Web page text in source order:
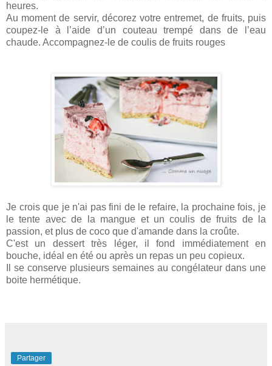
heures.
Au moment de servir, décorez votre entremet, de fruits, puis
coupez-le à l’aide d’un couteau trempé dans de l’eau
chaude. Accompagnez-le de coulis de fruits rouges
Je crois que je n'ai pas fini de le refaire, la prochaine fois, je
le tente avec de la mangue et un coulis de fruits de la
passion, et plus de coco que d'amande dans la croûte.
C'est un dessert très léger, il fond immédiatement en
bouche, idéal en été ou après un repas un peu copieux.
Il se conserve plusieurs semaines au congélateur dans une
boite hermétique.
Partager